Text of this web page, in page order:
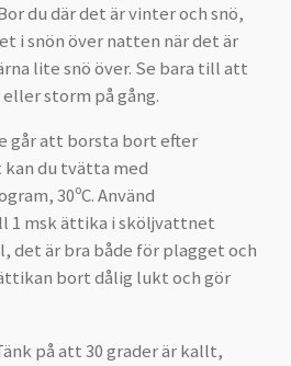
du där det är vinter och snö,
i snön över natten när det är
lite snö över. Se bara till att
storm på gång.
går att borsta bort efter
du tvätta med
30ºC. Använd
1 msk ättika i sköljvattnet
det är bra både för plagget och
bort dålig lukt och gör
på att 30 grader är kallt,